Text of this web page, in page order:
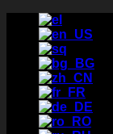
Μετάβαση
περιεχόμενο